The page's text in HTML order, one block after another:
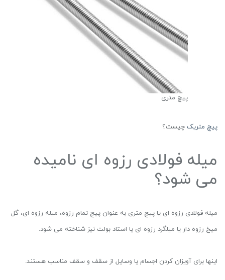
پیچ متری
پیچ متریک چیست؟
میله فولادی رزوه ای نامیده
می شود؟
میله فولادی رزوه ای یا پیچ متری به عنوان پیچ تمام رزوه، میله رزوه ای، گل
میخ رزوه دار یا میلگرد رزوه ای یا استاد بولت نیز شناخته می شود.
اینها برای آویزان کردن اجسام یا وسایل از سقف و سقف مناسب هستند.